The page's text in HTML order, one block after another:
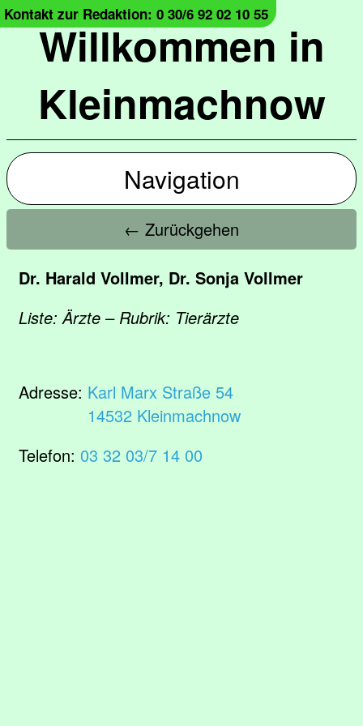
Willkommen in
Kleinmachnow
Kontakt zur Redaktion: 0 30/6 92 02 10 55
Navigation
← Zurückgehen
Dr. Harald Vollmer, Dr. Sonja Vollmer
Liste: Ärzte – Rubrik: Tierärzte
Adresse: Karl Marx Straße 54
14532 Kleinmachnow
Telefon: 03 32 03/7 14 00